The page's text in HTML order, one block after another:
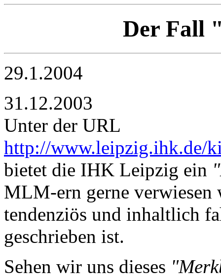
Der Fall
29.1.2004
31.12.2003
Unter der URL
http://www.leipzig.ihk.de/
bietet die IHK Leipzig ein
MLM-ern gerne verwiesen
tendenziös und inhaltlich
geschrieben ist.
Sehen wir uns dieses